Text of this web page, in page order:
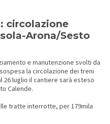
circolazione
Arona/Sesto
e manutenzione svolti da
la circolazione dei treni
26 luglio il cantiere sarà esteso
Calende.
tratte interrotte, per 179mila